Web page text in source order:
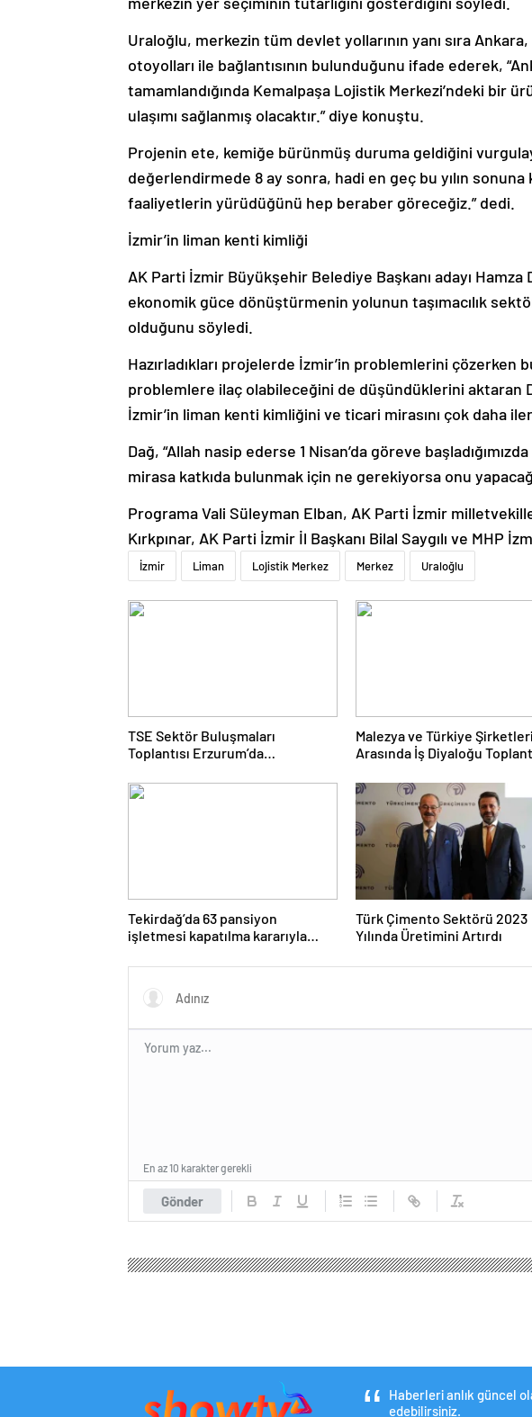
Uraloğlu, merkezin tüm devlet yollarının yanı sıra
otoyolları ile bağlantısının bulunduğunu ifade ederek,
tamamlandığında Kemalpaşa Lojistik Merkezi’ndeki bir
ulaşımı sağlanmış olacaktır.” diye konuştu.
Projenin ete, kemiğe bürünmüş duruma geldiğini
değerlendirmede 8 ay sonra, hadi en geç bu yılın
faaliyetlerin yürüdüğünü hep beraber göreceğiz.” dedi.
İzmir’in liman kenti kimliği
AK Parti İzmir Büyükşehir Belediye Başkanı adayı
ekonomik güce dönüştürmenin yolunun taşımacılık
olduğunu söyledi.
Hazırladıkları projelerde İzmir’in problemlerini çözerken
problemlere ilaç olabileceğini de düşündüklerini aktaran
İzmir’in liman kenti kimliğini ve ticari mirasını çok daha
Dağ, “Allah nasip ederse 1 Nisan’da göreve
mirasa katkıda bulunmak için ne gerekiyorsa onu
Programa Vali Süleyman Elban, AK Parti İzmir
Kırkpınar, AK Parti İzmir İl Başkanı Bilal Saygılı ve MHP
İzmir Liman Lojistik Merkez Merkez Uraloğlu
TSE Sektör Buluşmaları
Toplantısı Erzurum’da
Malezya ve Türkiye Şirketleri
Arasında İş Diyaloğu
Tekirdağ’da 63 pansiyon
işletmesi kapatılma kararıyla
Türk Çimento Sektörü 2023
Yılında Üretimini Artırdı
Gönder
En az 10 karakter gerekli
Haberleri anlık güncel
edebilirsiniz.